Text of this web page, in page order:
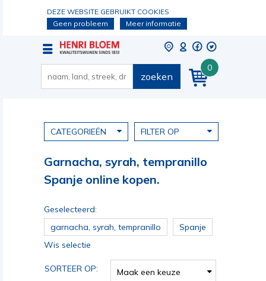
DEZE WEBSITE GEBRUIKT COOKIES
Geen probleem
Meer informatie
0
zoeken
CATEGORIEËN FILTER OP
Garnacha, syrah, tempranillo
Spanje online kopen.
Geselecteerd:
garnacha, syrah, tempranillo
Spanje
Wis selectie
SORTEER OP: Maak een keuze